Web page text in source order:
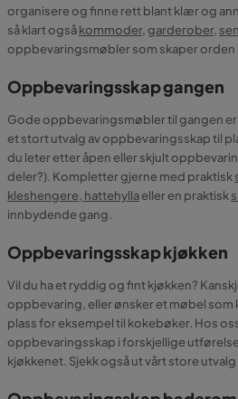
organisere og finne rett blant klær og
så klart ogsåkommoder,garderober,
oppbevaringsmøbler som skaper
Oppbevaringsskap gangen
Gode oppbevaringsmøbler til gangen
et stort utvalg av oppbevaringsskap til
du leter etter åpen eller skjult
deler?). Kompletter gjerne med praktisk
kleshengere, hattehyllaeller en praktisk
innbydende gang.
Oppbevaringsskap kjøkken
Vil du ha et ryddig og fint kjøkken?
oppbevaring, eller ønsker et møbel
plass for eksempel til kokebøker. Hos
oppbevaringsskap i forskjellige
kjøkkenet. Sjekk også ut vårt store utvalg